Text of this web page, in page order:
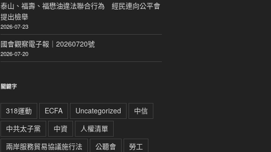
泰山、福壽、福懋油違法聯合行為 經民連向公平會
提出檢舉
2026-07-23
國會觀察電子報｜20260720號
2026-07-20
關鍵字
318運動 ECFA Uncategorized
中信
中共太子黨
中資
人權清單
兩岸服務貿易協議施行法
公聽會
勞工